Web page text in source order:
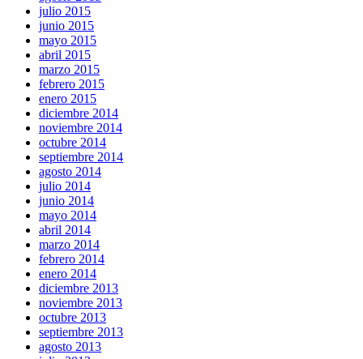
julio 2015
junio 2015
mayo 2015
abril 2015
marzo 2015
febrero 2015
enero 2015
diciembre 2014
noviembre 2014
octubre 2014
septiembre 2014
agosto 2014
julio 2014
junio 2014
mayo 2014
abril 2014
marzo 2014
febrero 2014
enero 2014
diciembre 2013
noviembre 2013
octubre 2013
septiembre 2013
agosto 2013